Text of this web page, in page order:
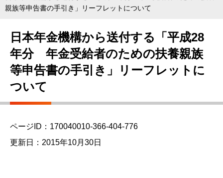
頭
親族等申告書の手引き」リーフレットについて
日本年金機構から送付する「平成28
年分 年金受給者のための扶養親族
等申告書の手引き」リーフレットに
ついて
ページID：170040010-366-404-776
更新日：2015年10月30日